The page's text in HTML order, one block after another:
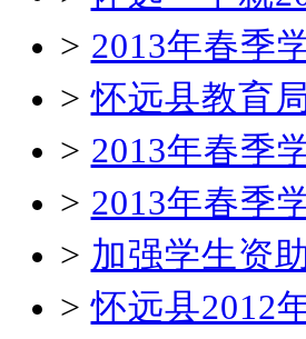
> 2013年春季
>怀远县教育
> 2013年春季
> 2013年春季
> 加强学生资
>怀远县2012